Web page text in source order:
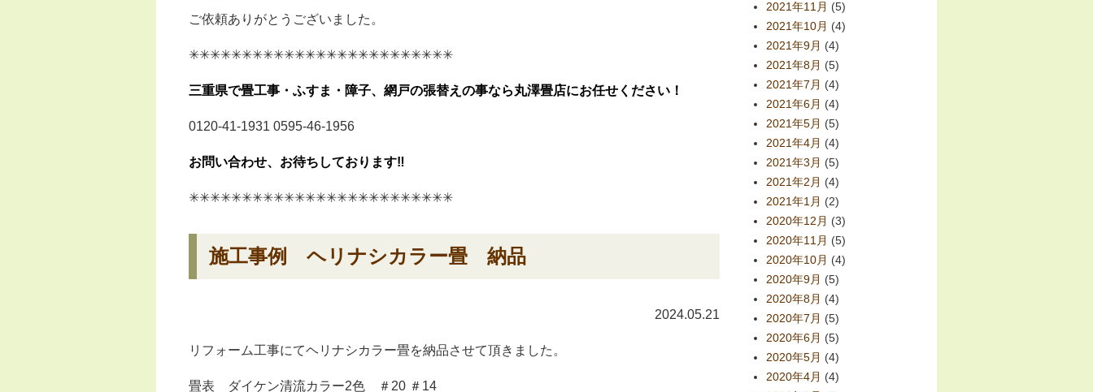
ご依頼ありがとうございました。
✳︎✳︎✳︎✳︎✳︎✳︎✳︎✳︎✳︎✳︎✳︎✳︎✳︎✳︎✳︎✳︎✳︎✳︎✳︎✳︎✳︎✳︎✳︎✳︎✳︎
三重県で畳工事・ふすま・障子、網戸の張替えの事なら丸澤畳店にお任せください！
0120-41-1931 0595-46-1956
お問い合わせ、お待ちしております‼︎
✳︎✳︎✳︎✳︎✳︎✳︎✳︎✳︎✳︎✳︎✳︎✳︎✳︎✳︎✳︎✳︎✳︎✳︎✳︎✳︎✳︎✳︎✳︎✳︎✳︎
施工事例 ヘリナシカラー畳 納品
2024.05.21
リフォーム工事にてヘリナシカラー畳を納品させて頂きました。
畳表 ダイケン清流カラー2色 ＃20 ＃14
2021年11月 (5)
2021年10月 (4)
2021年9月 (4)
2021年8月 (5)
2021年7月 (4)
2021年6月 (4)
2021年5月 (5)
2021年4月 (4)
2021年3月 (5)
2021年2月 (4)
2021年1月 (2)
2020年12月 (3)
2020年11月 (5)
2020年10月 (4)
2020年9月 (5)
2020年8月 (4)
2020年7月 (5)
2020年6月 (5)
2020年5月 (4)
2020年4月 (4)